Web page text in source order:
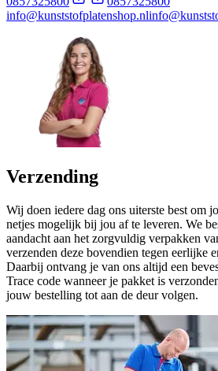
info@kunststofplatenshop.nl
Verzending
Wij doen iedere dag ons uiterste best om
netjes mogelijk bij jou af te leveren. We
aandacht aan het zorgvuldig verpakken
verzenden deze bovendien tegen eerlijke
Daarbij ontvang je van ons altijd een
Trace code wanneer je pakket is
jouw bestelling tot aan de deur volgen.